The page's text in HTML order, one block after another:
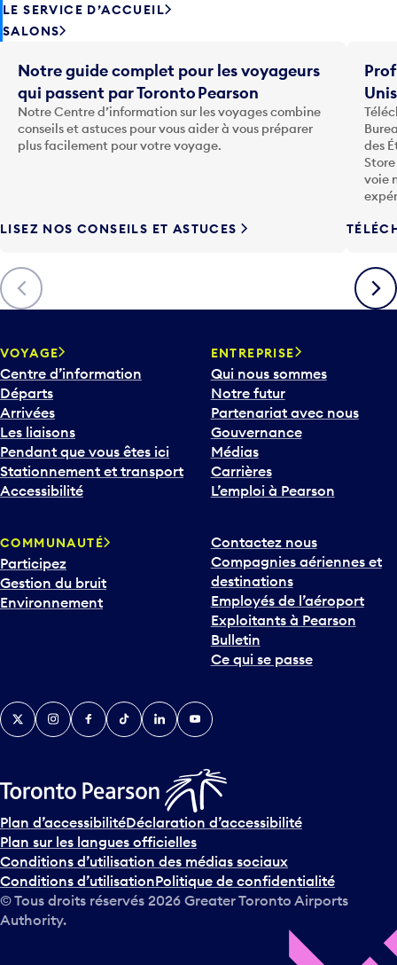
LE SERVICE D’ACCUEIL
SALONS
Précédent
Notre guide complet pour les voyageurs
qui passent par Toronto Pearson
Notre Centre d’information sur les voyages combine
conseils et astuces pour vous aider à vous préparer
plus facilement pour votre voyage.
LISEZ NOS CONSEILS ET ASTUCES
des
voie
VOYAGE
Centre d’information
Départs
Arrivées
Les liaisons
Pendant que vous êtes ici
Stationnement et transport
Accessibilité
ENTREPRISE
Qui nous sommes
Notre futur
Partenariat avec nous
Gouvernance
Médias
Carrières
L’emploi à Pearson
COMMUNAUTÉ
Participez
Gestion du bruit
Environnement
Contactez nous
Compagnies aériennes et
destinations
Employés de l’aéroport
Exploitants à Pearson
Bulletin
Ce qui se passe
TwitterInstagramFacebook
TikTokLinkedInYouTube
Plan d’accessibilitéDéclaration d’accessibilité
Plan sur les langues officielles
Conditions d’utilisation des médias sociaux
Conditions d’utilisationPolitique de confidentialité
© Tous droits réservés 2026 Greater Toronto Airports
Authority.